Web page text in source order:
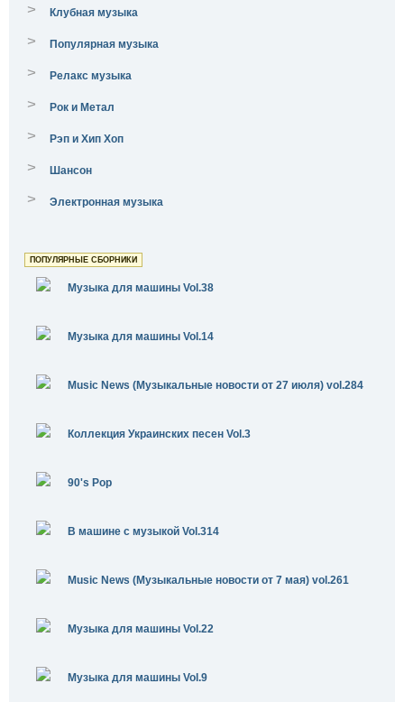
> Клубная музыка
> Популярная музыка
> Релакс музыка
> Рок и Метал
> Рэп и Хип Хоп
> Шансон
> Электронная музыка
ПОПУЛЯРНЫЕ СБОРНИКИ
Музыка для машины Vol.38
Музыка для машины Vol.14
Music News (Музыкальные новости от 27 июля) vol.284
Коллекция Украинских песен Vol.3
90's Pop
В машине с музыкой Vol.314
Music News (Музыкальные новости от 7 мая) vol.261
Музыка для машины Vol.22
Музыка для машины Vol.9